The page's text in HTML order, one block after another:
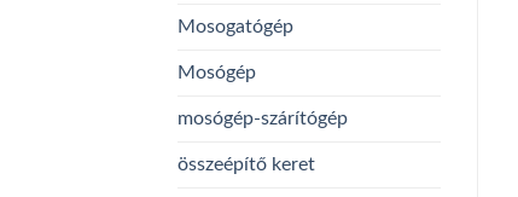
Mosogatógép
Mosógép
mosógép-szárítógép
összeépítő keret